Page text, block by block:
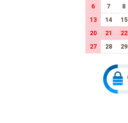
6
7 8
13
14 15
20
21 22
27
28 29